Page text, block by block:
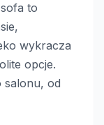
to
wykracza
opcje.
salonu, od